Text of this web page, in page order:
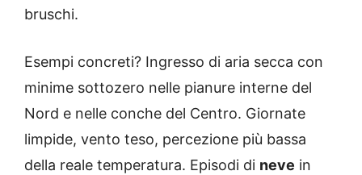
bruschi.
Esempi concreti? Ingresso di aria secca con
minime sottozero nelle pianure interne del
Nord e nelle conche del Centro. Giornate
limpide, vento teso, percezione più bassa
della reale temperatura. Episodi di neve in